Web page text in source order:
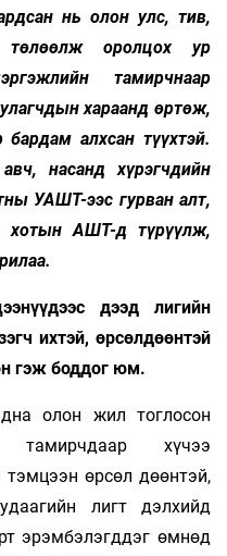
нь олон улс, тив,
төлөөлж оролцох ур
тамирчнаар
хараанд өртөж,
алхсан түүхтэй.
насанд хүрэгчдийн
УАШТ-ээс гурван алт,
хотын АШТ-д түрүүлж,
дээд лигийн
ихтэй, өрсөлдөөнтэй
гэж боддог юм.
олон жил тоглосон
тамирчдаар хүчээ
тэмцээн өрсөл дөөнтэй,
лигт дэлхийд
эрэмбэлэгддэг өмнөд